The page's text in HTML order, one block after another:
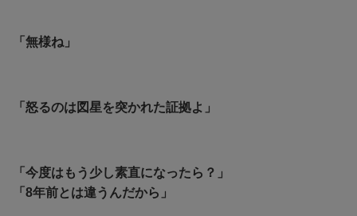
「無様ね」
「怒るのは図星を突かれた証拠よ」
「今度はもう少し素直になったら？」
「8年前とは違うんだから」